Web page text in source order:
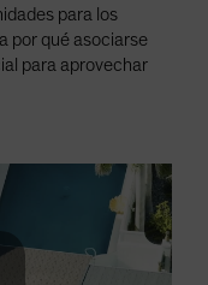
para los
por qué asociarse
para aprovechar